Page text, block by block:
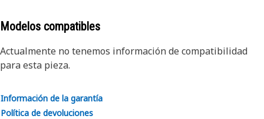
Modelos compatibles
Actualmente no tenemos información de compatibilidad
para esta pieza.
Información de la garantía
Política de devoluciones